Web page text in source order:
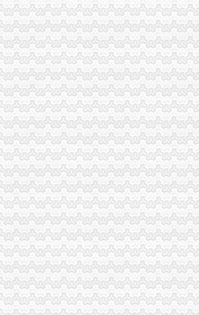
条件_国际贸易公司注册】-长沙赶
条件_国际贸易公司注册】-榆林赶
税代理_外贸公司出口退税】-威海
格_外贸欧美代理批发_外贸欧美代理
件是什么_搜狐财经_搜狐网
注册-港丰投资顾问有限公司
里问到底
区别？-公司注册问答-香港骏诚商
济一线)(图)_网易新闻
务-信网